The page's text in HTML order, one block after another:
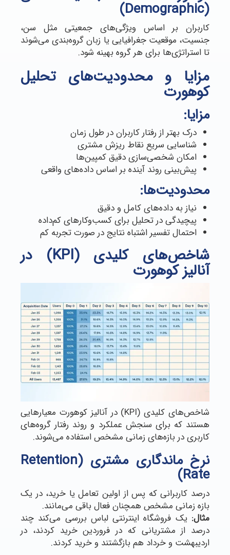
(Demographic)
کاربران بر اساس ویژگی‌های جمعیتی مثل سن،
جنسیت، موقعیت جغرافیایی یا زبان گروه‌بندی می‌شوند
تا استراتژی‌ها برای هر گروه بهینه شود.
مزایا و محدودیت‌های تحلیل
کوهورت
مزایا:
درک بهتر از رفتار کاربران در طول زمان
شناسایی سریع نقاط ریزش مشتری
امکان شخصی‌سازی دقیق کمپین‌ها
پیش‌بینی روند آینده بر اساس داده‌های واقعی
محدودیت‌ها:
نیاز به داده‌های کامل و دقیق
پیچیدگی در تحلیل برای کسب‌وکارهای کم‌داده
احتمال تفسیر اشتباه نتایج در صورت تجربه کم
شاخص‌های کلیدی (KPI) در
آنالیز کوهورت
شاخص‌های کلیدی (KPI) در آنالیز کوهورت معیارهایی
هستند که برای سنجش عملکرد و روند رفتار گروه‌های
کاربری در بازه‌های زمانی مشخص استفاده می‌شوند.
نرخ ماندگاری مشتری (Retention
Rate)
درصد کاربرانی که پس از اولین تعامل یا خرید، در یک
بازه زمانی مشخص همچنان فعال باقی می‌مانند.
مثال: یک فروشگاه اینترنتی لباس بررسی می‌کند چند
درصد از مشتریانی که در فروردین خرید کردند، در
اردیبهشت و خرداد هم بازگشتند و خرید کردند.